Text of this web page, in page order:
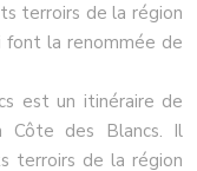
terroirs de la région
font la renommée de
est un itinéraire de
Côte des Blancs. Il
terroirs de la région